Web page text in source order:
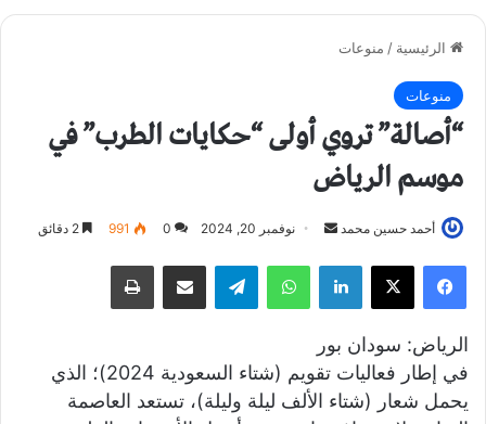
الرئيسية / منوعات
منوعات
“أصالة” تروي أولى “حكايات الطرب” في
موسم الرياض
أحمد حسين محمد
ل
ر
ي
د
نوفمبر 20, 2024 0
991
فيسبوك لينكدإن واتساب
الرياض: سودان بور
في إطار فعاليات تقويم (شتاء السعودية 2024)؛ الذي
يحمل شعار (شتاء الألف ليلة وليلة)، تستعد العاصمة